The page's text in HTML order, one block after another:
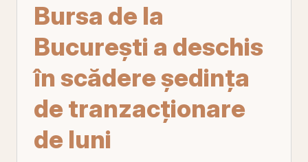
Bursa de la
Bucureşti a deschis
în scădere şedinţa
de tranzacţionare
de luni